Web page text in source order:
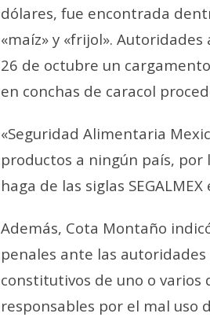
dólares, fue encontrada
«maíz» y «frijol».
26 de octubre un
en conchas de caracol
«Seguridad Alimentaria
productos a ningún país, por
haga de las siglas
Además, Cota Montaño
penales ante las
constitutivos de uno o
responsables por el mal uso